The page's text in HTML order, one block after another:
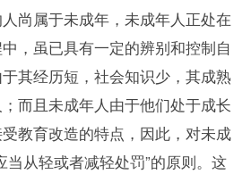
尚属于未成年，未成年人正处在
，虽已具有一定的辨别和控制自
其经历短，社会知识少，其成熟
而且未成年人由于他们处于成长
教育改造的特点，因此，对未成
当从轻或者减轻处罚”的原则。这